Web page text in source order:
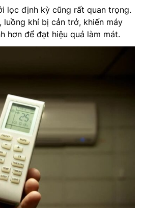
lọc định kỳ cũng rất quan trọng.
luồng khí bị cản trở, khiến máy
hơn để đạt hiệu quả làm mát.